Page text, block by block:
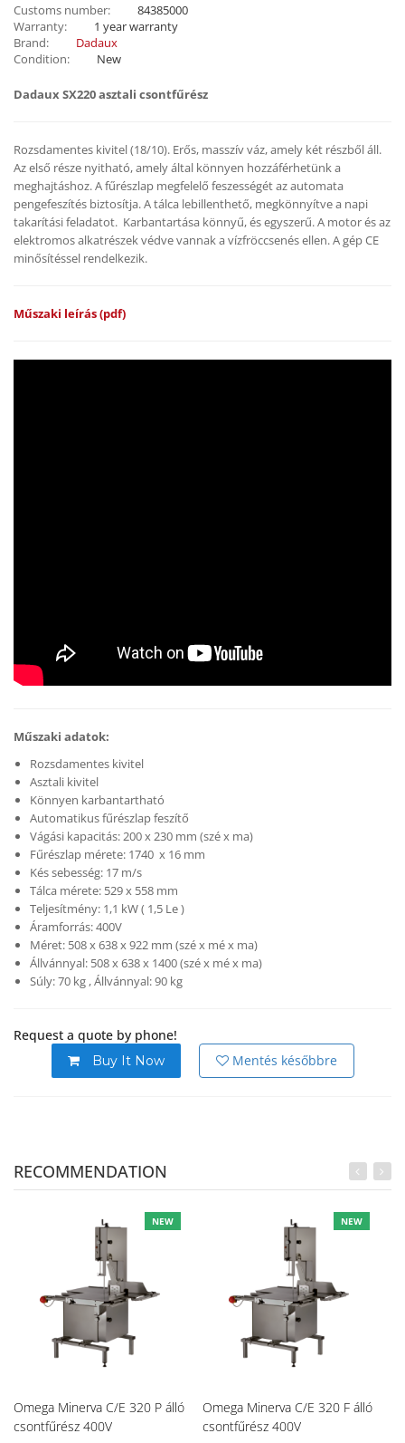
Customs number:
84385000
Warranty:
1 year warranty
Brand:
Dadaux
Condition:
New
Dadaux SX220 asztali csontfűrész
Rozsdamentes kivitel (18/10). Erős, masszív váz, amely két részből áll.
Az első része nyitható, amely által könnyen hozzáférhetünk a
meghajtáshoz. A fűrészlap megfelelő feszességét az automata
pengefeszítés biztosítja. A tálca lebillenthető, megkönnyítve a napi
takarítási feladatot. Karbantartása könnyű, és egyszerű. A motor és az
elektromos alkatrészek védve vannak a vízfröccsenés ellen. A gép CE
minősítéssel rendelkezik.
Műszaki leírás (pdf)
Műszaki adatok:
Rozsdamentes kivitel
Asztali kivitel
Könnyen karbantartható
Automatikus fűrészlap feszítő
Vágási kapacitás: 200 x 230 mm (szé x ma)
Fűrészlap mérete: 1740 x 16 mm
Kés sebesség: 17 m/s
Tálca mérete: 529 x 558 mm
Teljesítmény: 1,1 kW ( 1,5 Le )
Áramforrás: 400V
Méret: 508 x 638 x 922 mm (szé x mé x ma)
Állvánnyal: 508 x 638 x 1400 (szé x mé x ma)
Súly: 70 kg , Állvánnyal: 90 kg
Request a quote by phone!
Buy It Now Mentés későbbre
RECOMMENDATION
NEW
Omega Minerva C/E 320 P álló
csontfűrész 400V
NEW
Omega Minerva C/E 320 F álló
csontfűrész 400V